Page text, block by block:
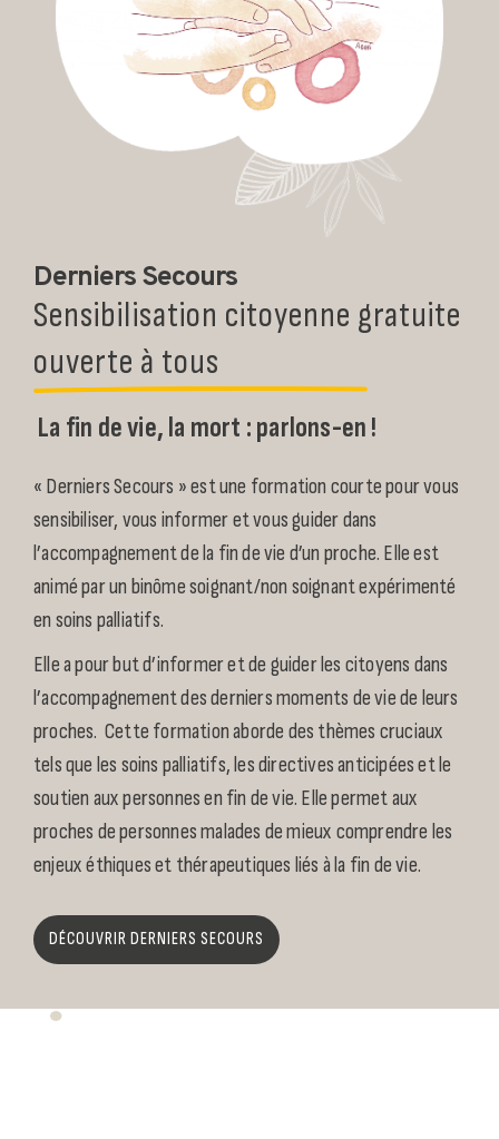
Derniers Secours
Sensibilisation citoyenne gratuite
ouverte à tous
La fin de vie, la mort : parlons-en !
« Derniers Secours » est une formation courte pour vous
sensibiliser, vous informer et vous guider dans
l’accompagnement de la fin de vie d’un proche. Elle est
animé par un binôme soignant/non soignant expérimenté
en soins palliatifs.
Elle a pour but d’informer et de guider les citoyens dans
l’accompagnement des derniers moments de vie de leurs
proches. Cette formation aborde des thèmes cruciaux
tels que les soins palliatifs, les directives anticipées et le
soutien aux personnes en fin de vie. Elle permet aux
proches de personnes malades de mieux comprendre les
enjeux éthiques et thérapeutiques liés à la fin de vie.
DÉCOUVRIR DERNIERS SECOURS